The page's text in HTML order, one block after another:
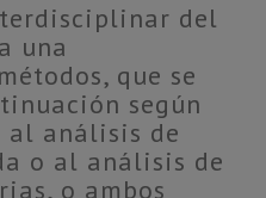
del
una
que se
según
al análisis de
o al análisis de
o ambos